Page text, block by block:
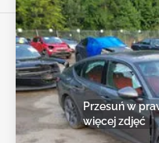
Przesuń w
więcej zdjęć